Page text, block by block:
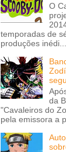
O
temporadas de
produções inédi...
da
"Cavaleiros do
pela emissora a